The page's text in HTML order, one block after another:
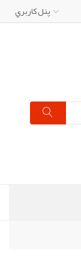
پنل کاربري